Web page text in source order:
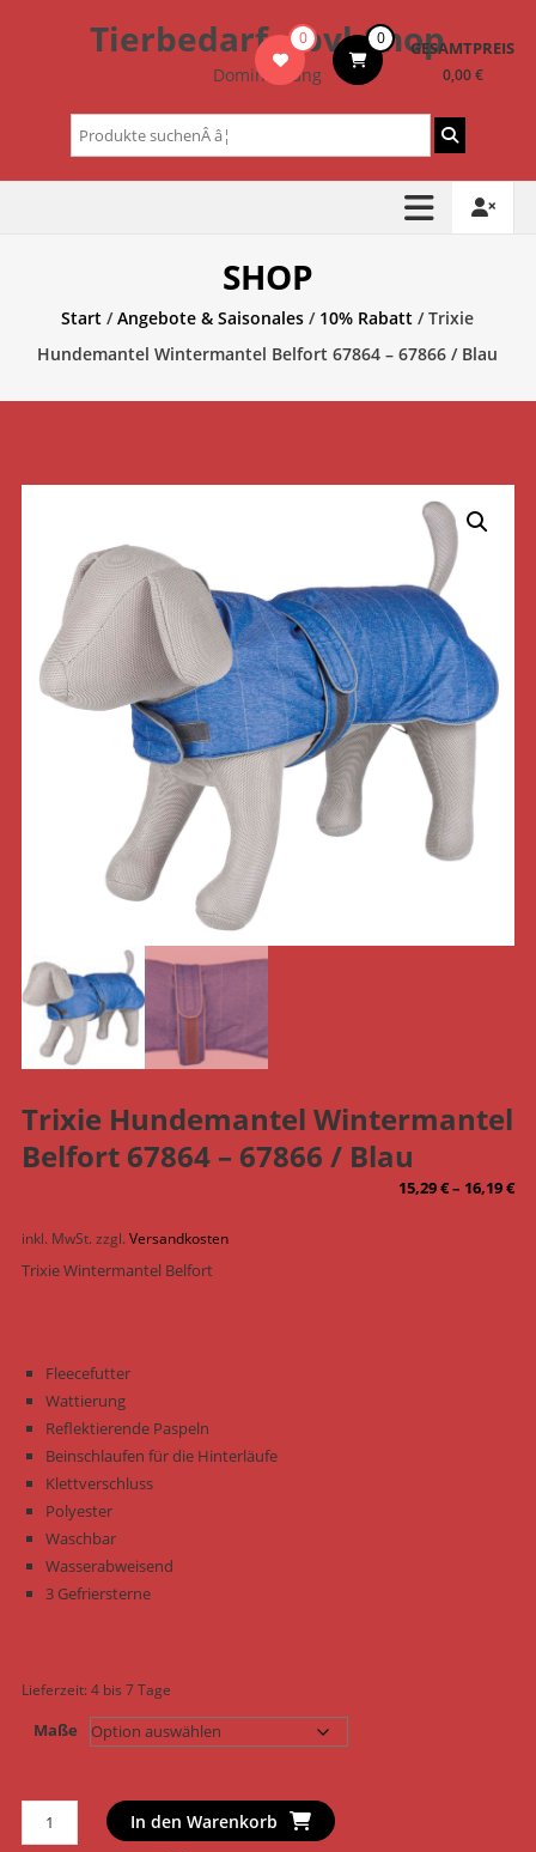
Tierbedarf – bvl-Shop
Dominik Lang
0 0 GESAMTPREIS
0,00 €
Suchen
nach:
SHOP
Start /Angebote & Saisonales / 10% Rabatt / Trixie
Hundemantel Wintermantel Belfort 67864 – 67866 / Blau
Trixie Hundemantel Wintermantel
Belfort 67864 – 67866 / Blau
15,29€– 16,19€
inkl. MwSt. zzgl. Versandkosten
Trixie Wintermantel Belfort
Fleecefutter
Wattierung
Reflektierende Paspeln
Beinschlaufen für die Hinterläufe
Klettverschluss
Polyester
Waschbar
Wasserabweisend
3 Gefriersterne
Lieferzeit:4 bis 7 Tage
Maße
Trixie
Hundemantel
In den Warenkorb